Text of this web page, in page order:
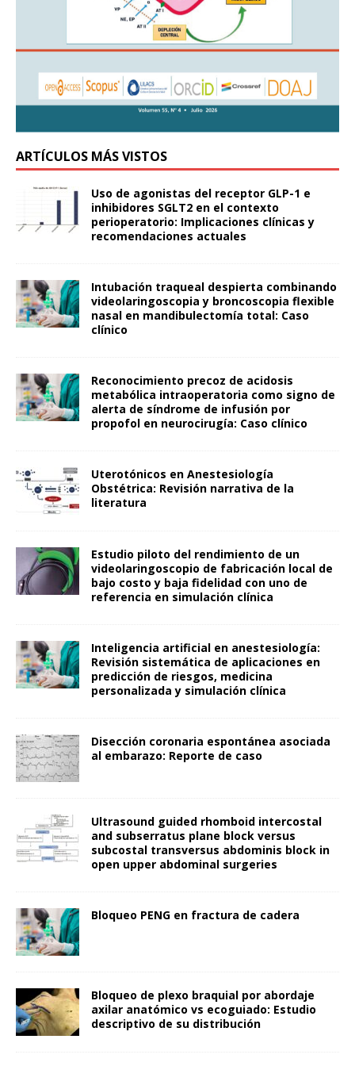
ARTÍCULOS MÁS VISTOS
Uso de agonistas del receptor GLP-1 e
inhibidores SGLT2 en el contexto
perioperatorio: Implicaciones clínicas y
recomendaciones actuales
Intubación traqueal despierta combinando
videolaringoscopia y broncoscopia flexible
nasal en mandibulectomía total: Caso
clínico
Reconocimiento precoz de acidosis
metabólica intraoperatoria como signo de
alerta de síndrome de infusión por
propofol en neurocirugía: Caso clínico
Uterotónicos en Anestesiología
Obstétrica: Revisión narrativa de la
literatura
Estudio piloto del rendimiento de un
videolaringoscopio de fabricación local de
bajo costo y baja fidelidad con uno de
referencia en simulación clínica
Inteligencia artificial en anestesiología:
Revisión sistemática de aplicaciones en
predicción de riesgos, medicina
personalizada y simulación clínica
Disección coronaria espontánea asociada
al embarazo: Reporte de caso
Ultrasound guided rhomboid intercostal
and subserratus plane block versus
subcostal transversus abdominis block in
open upper abdominal surgeries
Bloqueo PENG en fractura de cadera
Bloqueo de plexo braquial por abordaje
axilar anatómico vs ecoguiado: Estudio
descriptivo de su distribución